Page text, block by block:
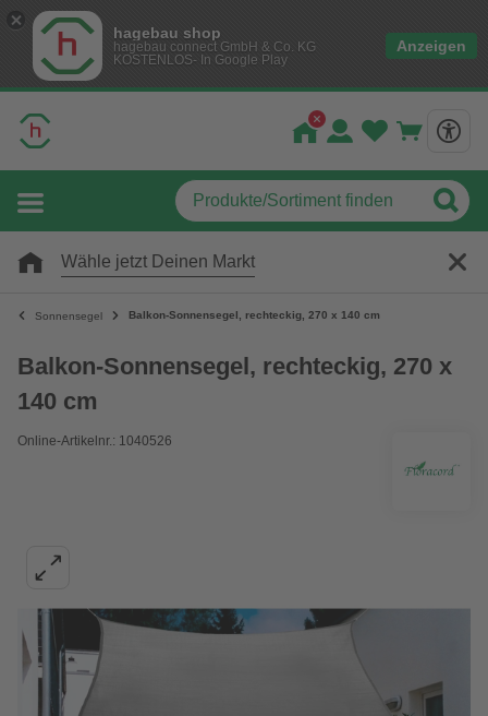
hagebau shop
hagebau connect GmbH & Co. KG
KOSTENLOS- In Google Play
Anzeigen
Wähle jetzt Deinen Markt
Sonnensegel Balkon-Sonnensegel, rechteckig, 270 x 140 cm
Balkon-Sonnensegel, rechteckig, 270 x
140 cm
Online-Artikelnr.: 1040526